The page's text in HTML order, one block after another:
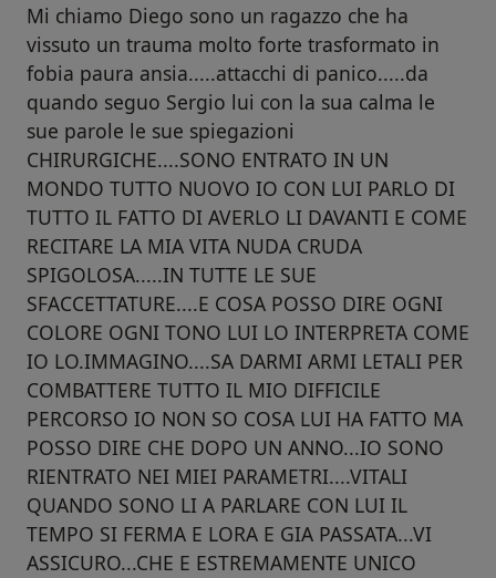
Mi chiamo Diego sono un ragazzo che ha
vissuto un trauma molto forte trasformato in
fobia paura ansia.....attacchi di panico.....da
quando seguo Sergio lui con la sua calma le
sue parole le sue spiegazioni
CHIRURGICHE....SONO ENTRATO IN UN
MONDO TUTTO NUOVO IO CON LUI PARLO DI
TUTTO IL FATTO DI AVERLO LI DAVANTI E COME
RECITARE LA MIA VITA NUDA CRUDA
SPIGOLOSA.....IN TUTTE LE SUE
SFACCETTATURE....E COSA POSSO DIRE OGNI
COLORE OGNI TONO LUI LO INTERPRETA COME
IO LO.IMMAGINO....SA DARMI ARMI LETALI PER
COMBATTERE TUTTO IL MIO DIFFICILE
PERCORSO IO NON SO COSA LUI HA FATTO MA
POSSO DIRE CHE DOPO UN ANNO...IO SONO
RIENTRATO NEI MIEI PARAMETRI....VITALI
QUANDO SONO LI A PARLARE CON LUI IL
TEMPO SI FERMA E LORA E GIA PASSATA...VI
ASSICURO...CHE E ESTREMAMENTE UNICO